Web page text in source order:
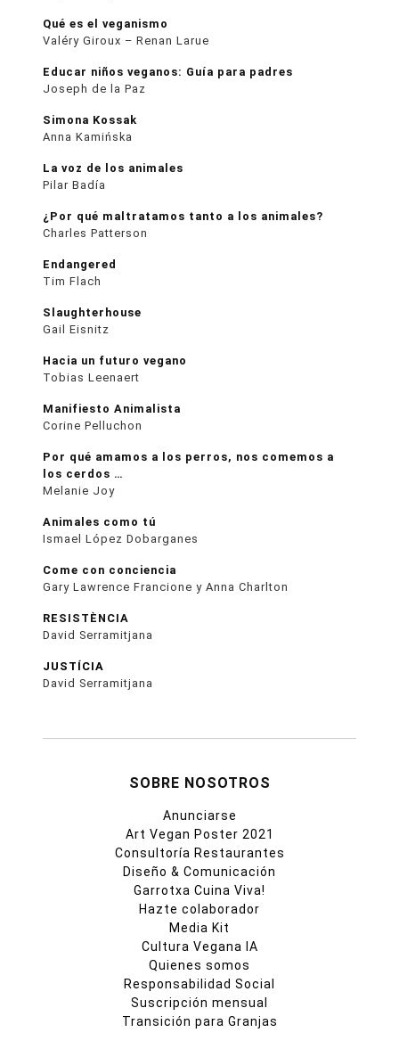
Qué es el veganismo
Valéry Giroux – Renan Larue
Educar niños veganos: Guía para padres
Joseph de la Paz
Simona Kossak
Anna Kamińska
La voz de los animales
Pilar Badía
¿Por qué maltratamos tanto a los animales?
Charles Patterson
Endangered
Tim Flach
Slaughterhouse
Gail Eisnitz
Hacia un futuro vegano
Tobias Leenaert
Manifiesto Animalista
Corine Pelluchon
Por qué amamos a los perros, nos comemos a
los cerdos …
Melanie Joy
Animales como tú
Ismael López Dobarganes
Come con conciencia
Gary Lawrence Francione y Anna Charlton
RESISTÈNCIA
David Serramitjana
JUSTÍCIA
David Serramitjana
SOBRE NOSOTROS
Anunciarse
Art Vegan Poster 2021
Consultoría Restaurantes
Diseño & Comunicación
Garrotxa Cuina Viva!
Hazte colaborador
Media Kit
Cultura Vegana IA
Quienes somos
Responsabilidad Social
Suscripción mensual
Transición para Granjas